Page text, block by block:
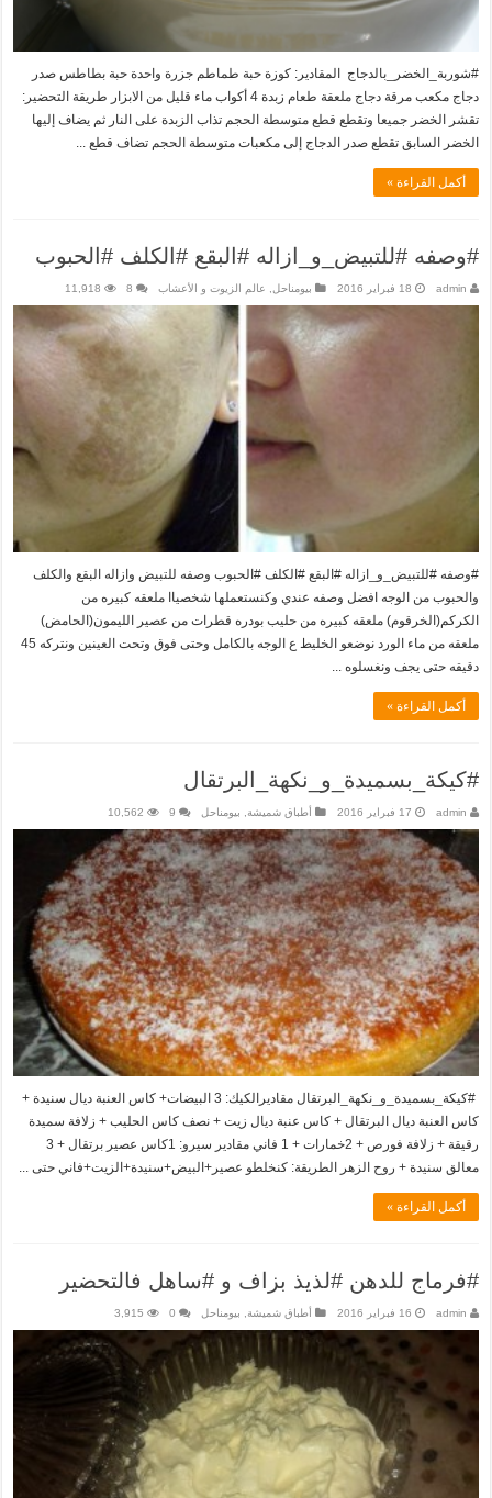
#شوربة_الخضر_بالدجاج المقادير: كوزة حبة طماطم جزرة واحدة حبة بطاطس صدر
دجاج مكعب مرقة دجاج ملعقة طعام زبدة 4 أكواب ماء قليل من الابزار طريقة التحضير:
تقشر الخضر جميعا وتقطع قطع متوسطة الحجم تذاب الزبدة على النار ثم يضاف إليها
الخضر السابق تقطع صدر الدجاج إلى مكعبات متوسطة الحجم تضاف قطع ...
أكمل القراءة »
#وصفه #للتبيض_و_ازاله #البقع #الكلف #الحبوب
admin 18 فبراير 2016 بيومناحل عالم الزيوت و الأعشاب 8
11,918
#وصفه #للتبيض_و_ازاله #البقع #الكلف #الحبوب وصفه للتبيض وازاله البقع والكلف
والحبوب من الوجه افضل وصفه عندي وكنستعملها شخصياا ملعقه كبيره من
الكركم(الخرقوم) ملعقه كبيره من حليب بودره قطرات من عصير الليمون(الحامض)
ملعقه من ماء الورد نوضعو الخليط ع الوجه بالكامل وحتى فوق وتحت العينين ونتركه 45
دقيقه حتى يجف ونغسلوه ...
أكمل القراءة »
#كيكة_بسميدة_و_نكهة_البرتقال
admin 17 فبراير 2016 أطباق شميشة بيومناحل 9
10,562
#كيكة_بسميدة_و_نكهة_البرتقال مقاديرالكيك: 3 البيضات+ كاس العنبة ديال سنيدة +
كاس العنبة ديال البرتقال + كاس عنبة ديال زيت + نصف كاس الحليب + زلافة سميدة
رقيقة + زلافة فورص + 2خمارات + 1 فاني مقادير سيرو: 1كاس عصير برتقال + 3
معالق سنيدة + روح الزهر الطريقة: كنخلطو عصير+البيض+سنيدة+الزيت+فاني حتى ...
أكمل القراءة »
#فرماج للدهن #لذيذ بزاف و #ساهل فالتحضير
admin 16 فبراير 2016 أطباق شميشة, بيومناحل 0
3,915